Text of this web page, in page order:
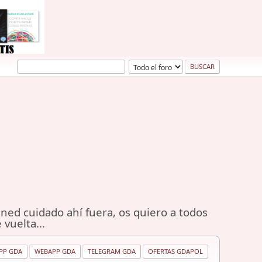
cuidado ahí fuera, os quiero a todos
vuelta...
GDA WEBAPP GDA TELEGRAM GDA OFERTAS GDAPOL